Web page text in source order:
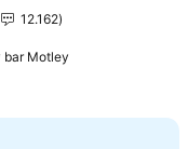
12.162
bar Motley